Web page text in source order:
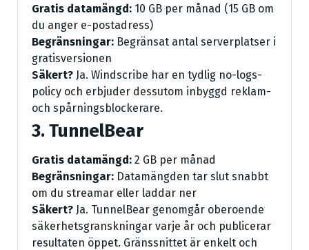
Gratis datamängd: 10 GB per månad (15 GB om
du anger e-postadress)
Begränsningar: Begränsat antal serverplatser i
gratisversionen
Säkert? Ja. Windscribe har en tydlig no-logs-
policy och erbjuder dessutom inbyggd reklam-
och spårningsblockerare.
3. TunnelBear
Gratis datamängd: 2 GB per månad
Begränsningar: Datamängden tar slut snabbt
om du streamar eller laddar ner
Säkert? Ja. TunnelBear genomgår oberoende
säkerhetsgranskningar varje år och publicerar
resultaten öppet. Gränssnittet är enkelt och